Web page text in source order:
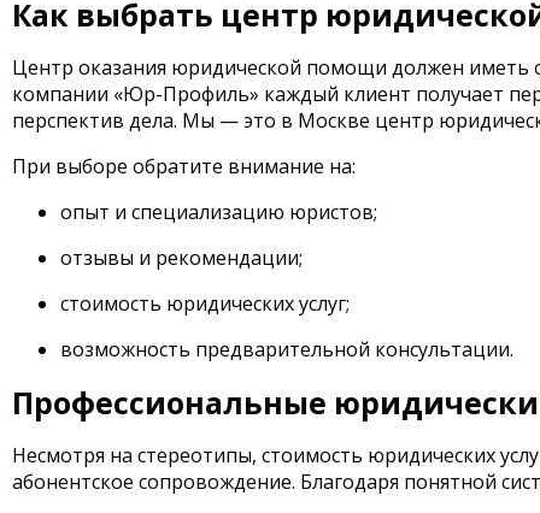
Как выбрать центр
Центр оказания юридической помощи должен иметь
компании «Юр-Профиль» каждый клиент получает
перспектив дела. Мы — это в Москве центр
При выборе обратите внимание на:
опыт и специализацию юристов;
отзывы и рекомендации;
стоимость юридических услуг;
возможность предварительной консультации.
Профессиональные
Несмотря на стереотипы, стоимость юридических
абонентское сопровождение. Благодаря понятной